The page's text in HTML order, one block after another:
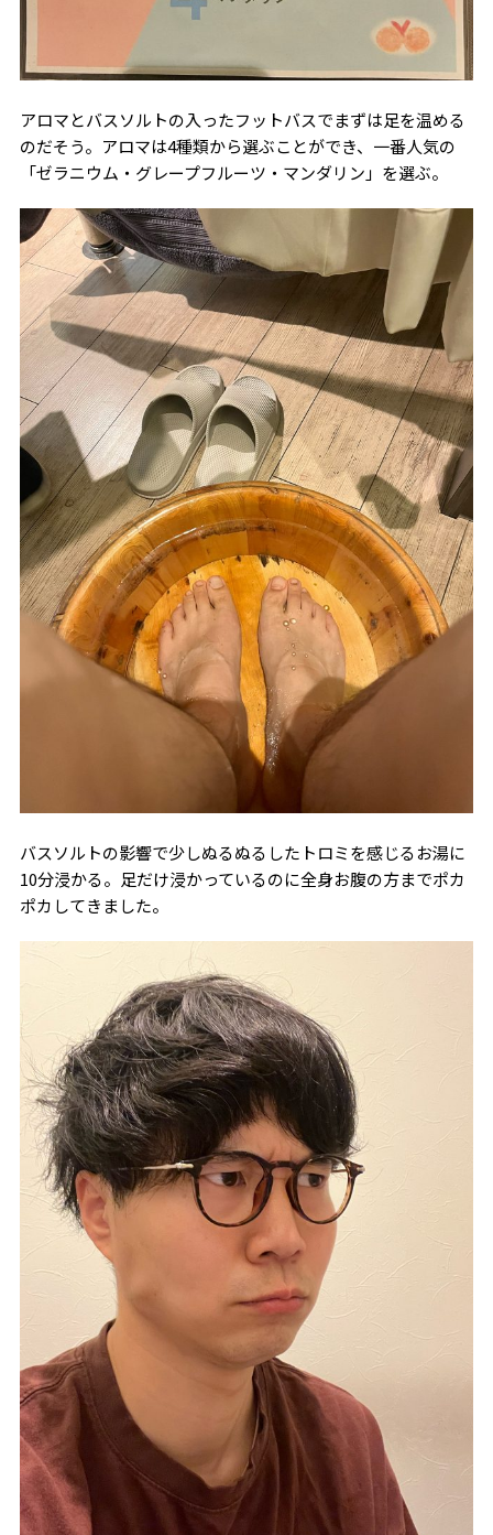
アロマとバスソルトの入ったフットバスでまずは足を温める
のだそう。アロマは4種類から選ぶことができ、一番人気の
「ゼラニウム・グレープフルーツ・マンダリン」を選ぶ。
バスソルトの影響で少しぬるぬるしたトロミを感じるお湯に
10分浸かる。足だけ浸かっているのに全身お腹の方までポカ
ポカしてきました。